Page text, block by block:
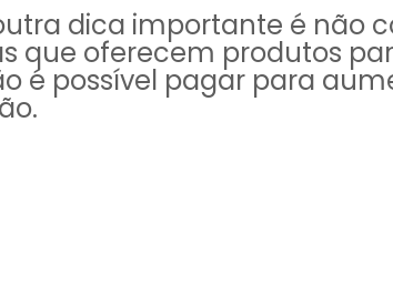
dica importante é não
que oferecem produtos
é possível pagar para